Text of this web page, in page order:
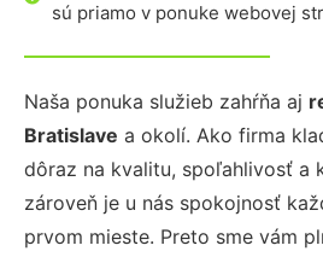
sú priamo v ponuke webovej
Naša ponuka služieb zahŕňa aj
Bratislave a okolí. Ako firma
dôraz na kvalitu, spoľahlivosť a
zároveň je u nás spokojnosť
prvom mieste. Preto sme vám